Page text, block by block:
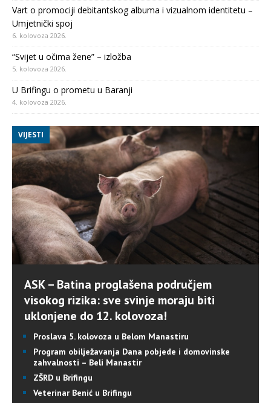
Vart o promociji debitantskog albuma i vizualnom identitetu –
Umjetnički spoj
6. kolovoza 2026.
“Svijet u očima žene” – izložba
5. kolovoza 2026.
U Brifingu o prometu u Baranji
4. kolovoza 2026.
VIJESTI
ASK – Batina proglašena područjem
visokog rizika: sve svinje moraju biti
uklonjene do 12. kolovoza!
Proslava 5. kolovoza u Belom Manastiru
Program obilježavanja Dana pobjede i domovinske
zahvalnosti – Beli Manastir
ZŠRD u Brifingu
Veterinar Benić u Brifingu